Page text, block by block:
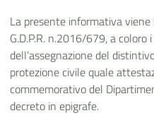
La presente informativaviene
G.D.P.R. n.2016/679,a coloro
dell’assegnazione del
protezione civile quale
commemorativo del
decreto in epigrafe.